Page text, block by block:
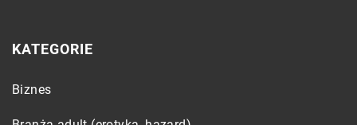
KATEGORIE
Biznes